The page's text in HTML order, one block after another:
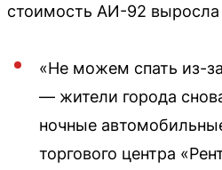
стоимость АИ-92 выросла
«Не можем спать из-
— жители города
ночные
торгового центра